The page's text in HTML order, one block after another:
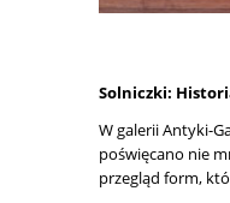
Solniczki:
W galerii Antyki-
poświęcano nie
przegląd form,